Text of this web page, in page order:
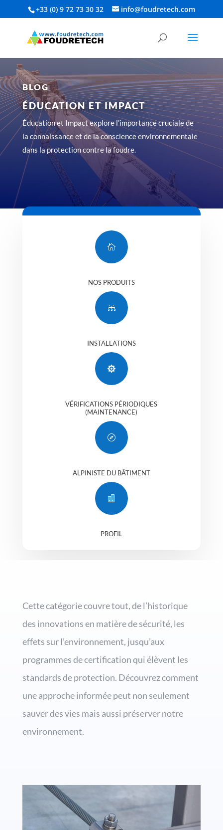
+33 (0) 9 72 73 30 32‬ info@foudretech.com
BLOG
ÉDUCATION ET IMPACT
Éducation et Impact explore l’importance cruciale de
la connaissance et de la conscience environnementale
dans la protection contre la foudre.

NOS PRODUITS

INSTALLATIONS

VÉRIFICATIONS PÉRIODIQUES
(MAINTENANCE)

ALPINISTE DU BÂTIMENT

PROFIL
Cette catégorie couvre tout, de l’historique
des innovations en matière de sécurité, les
effets sur l’environnement, jusqu’aux
programmes de certification qui élèvent les
standards de protection. Découvrez comment
une approche informée peut non seulement
sauver des vies mais aussi préserver notre
environnement.